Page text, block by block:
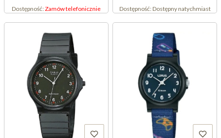
Dostępność:Zamów telefonicznie Dostępność:Dostępny natychmiast